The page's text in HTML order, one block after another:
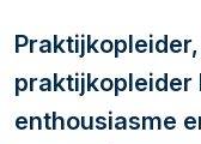
praktijkopleider
enthousiasme